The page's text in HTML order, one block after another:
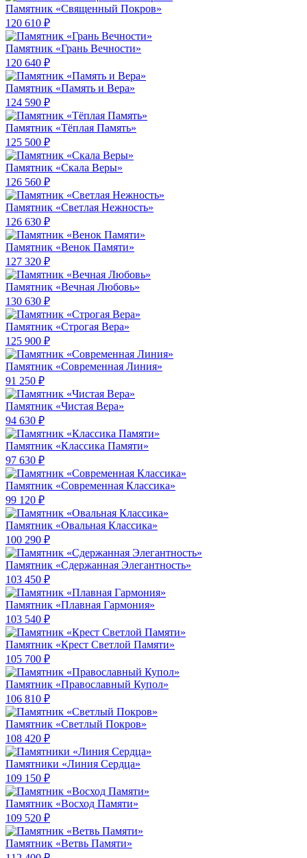
Памятник «Священный Покров»
120 610 ₽
Памятник «Грань Вечности»
120 640 ₽
Памятник «Память и Вера»
124 590 ₽
Памятник «Тёплая Память»
125 500 ₽
Памятник «Скала Веры»
126 560 ₽
Памятник «Светлая Нежность»
126 630 ₽
Памятник «Венок Памяти»
127 320 ₽
Памятник «Вечная Любовь»
130 630 ₽
Памятник «Строгая Вера»
125 900 ₽
Памятник «Современная Линия»
91 250 ₽
Памятник «Чистая Вера»
94 630 ₽
Памятник «Классика Памяти»
97 630 ₽
Памятник «Современная Классика»
99 120 ₽
Памятник «Овальная Классика»
100 290 ₽
Памятник «Сдержанная Элегантность»
103 450 ₽
Памятник «Плавная Гармония»
103 540 ₽
Памятник «Крест Светлой Памяти»
105 700 ₽
Памятник «Православный Купол»
106 810 ₽
Памятник «Светлый Покров»
108 420 ₽
Памятники «Линия Сердца»
109 150 ₽
Памятник «Восход Памяти»
109 520 ₽
Памятник «Ветвь Памяти»